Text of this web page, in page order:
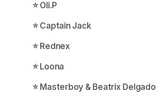
⭐️ Oli.P
(opens in a new tab)
⭐️ Captain Jack
⭐️ Rednex
⭐️ Loona
⭐️ Masterboy & Beatrix Delgado